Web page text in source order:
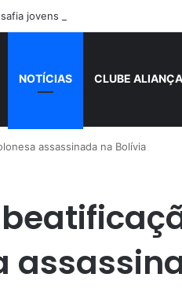
jovens a se tornarem “novos
NOTÍCIAS CLUBE ALIANÇA
assassinada na Bolívia